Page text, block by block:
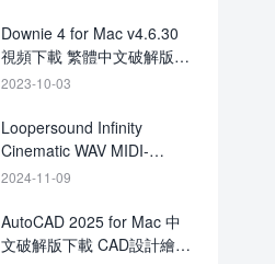
Downie 4 for Mac v4.6.30
視頻下載 繁體中文破解版下
載
2023-10-03
Loopersound Infinity
Cinematic WAV MIDI-
DECiBEL
2024-11-09
AutoCAD 2025 for Mac 中
文破解版下載 CAD設計繪圖